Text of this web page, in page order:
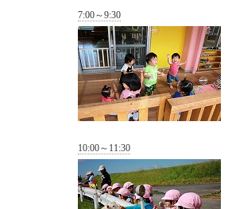
7:00～9:30
10:00～11:30